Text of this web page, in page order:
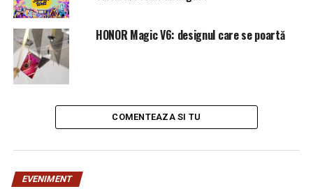
Întreaga lume așteaptă răspunsul | BuzauAZI
Vine ANAF-ul, îţi blochează conturile, te-a omorât! |
BuzauAZI
HONOR Magic V6: designul care se poartă
COMENTEAZA SI TU
EVENIMENT